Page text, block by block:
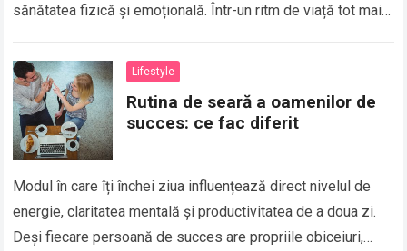
sănătatea fizică și emoțională. Într-un ritm de viață tot mai
Lifestyle
Rutina de seară a oamenilor de
succes: ce fac diferit
Modul în care îți închei ziua influențează direct nivelul de
energie, claritatea mentală și productivitatea de a doua zi.
Deși fiecare persoană de succes are propriile obiceiuri,